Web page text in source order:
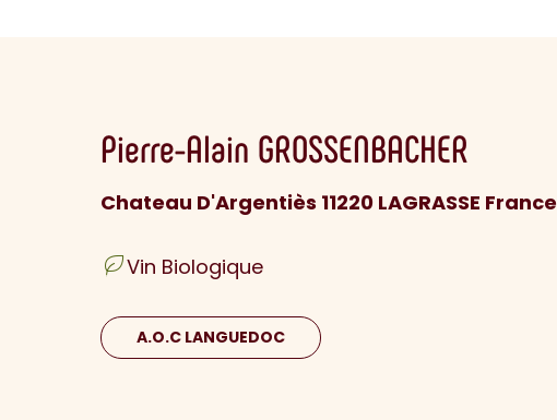
Pierre-Alain GROSSENBACHER
Chateau D'Argentiès 11220 LAGRASSE France
Vin Biologique
A.O.C LANGUEDOC